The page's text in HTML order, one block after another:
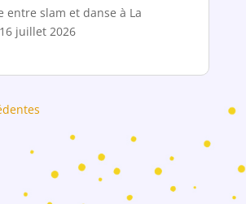
entre slam et danse à La
juillet 2026